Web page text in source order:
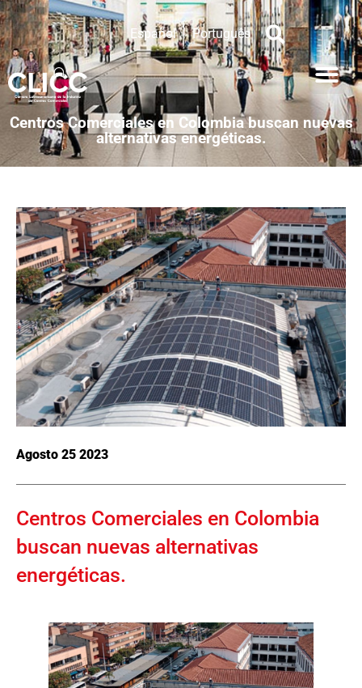
Español Português
Centros Comerciales en Colombia buscan nuevas
alternativas energéticas.
Agosto 25 2023
Centros Comerciales en Colombia
buscan nuevas alternativas
energéticas.